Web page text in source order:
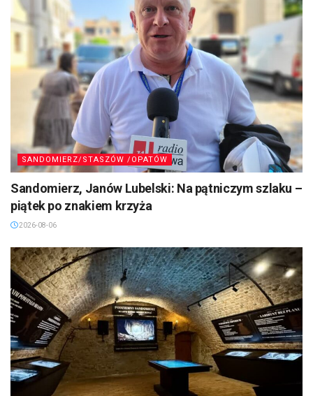
SANDOMIERZ/STASZÓW /OPATÓW
Sandomierz, Janów Lubelski: Na pątniczym szlaku –
piątek po znakiem krzyża
2026-08-06